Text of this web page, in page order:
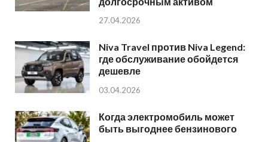
27.04.2026
Niva Travel против Niva Legend:
где обслуживание обойдется
дешевле
03.04.2026
Когда электромобиль может
быть выгоднее бензинового